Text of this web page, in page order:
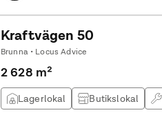
Kraftvägen 50
Brunna • Locus Advice
2 628 m²
Lagerlokal Butikslokal